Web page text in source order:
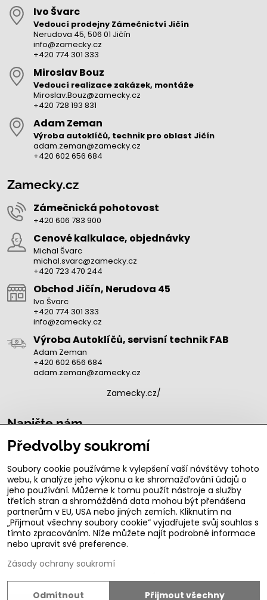
Ivo Švarc
Vedoucí prodejny Zámečnictví Jičín
Nerudova 45, 506 01 Jičín
info@zamecky.cz
+420 774 301 333
Miroslav Bouz
Vedoucí realizace zakázek, montáže
Miroslav.Bouz@zamecky.cz
+420 728 193 831
Adam Zeman
Výroba autoklíčů, technik pro oblast Jičín
adam.zeman@zamecky.cz
+420 602 656 684
Zamecky.cz
Zámečnická pohotovost
+420 606 783 900
Cenové kalkulace, objednávky
Michal Švarc
michal.svarc@zamecky.cz
+420 723 470 244
Obchod Jičín, Nerudova 45
Ivo Švarc
+420 774 301 333
info@zamecky.cz
Výroba Autoklíčů, servisní technik FAB
Adam Zeman
+420 602 656 684
adam.zeman@zamecky.cz
Zamecky.cz/
Napište nám
Zde vyplňte preferovaný kontakt
Zde napište Váš dotaz
Předvolby soukromí
Soubory cookie používáme k vylepšení vaší návštěvy tohoto
webu, k analýze jeho výkonu a ke shromažďování údajů o
jeho používání. Můžeme k tomu použít nástroje a služby
třetích stran a shromážděná data mohou být přenášena
partnerům v EU, USA nebo jiných zemích. Kliknutím na
„Přijmout všechny soubory cookie“ vyjadřujete svůj souhlas s
tímto zpracováním. Níže můžete najít podrobné informace
nebo upravit své preference.
Zásady ochrany soukromí
Přijmout všechny
Odmítnout